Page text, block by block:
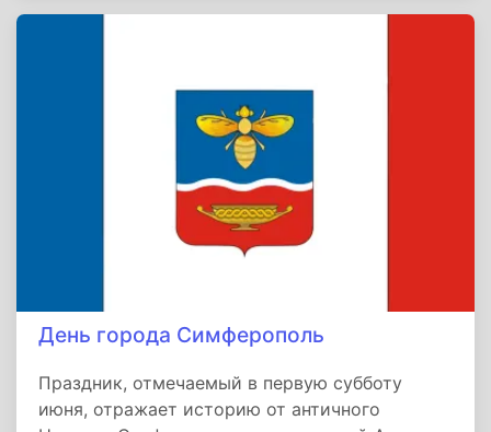
подчёркивают роль города как "часового
кожи как сувениры символизируют
преемственность между прошлым и
День города Симферополь
Праздник, отмечаемый в первую субботу
июня, отражает историю от античного